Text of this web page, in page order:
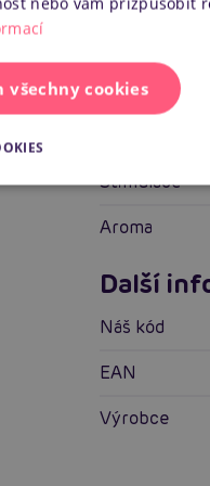
Pro koho
Stimulace
Aroma
Další
Náš kód
EAN
Výrobce
cookies